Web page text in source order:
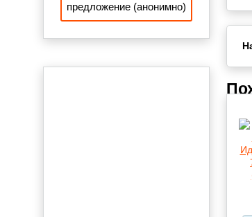
предложение (анонимно)